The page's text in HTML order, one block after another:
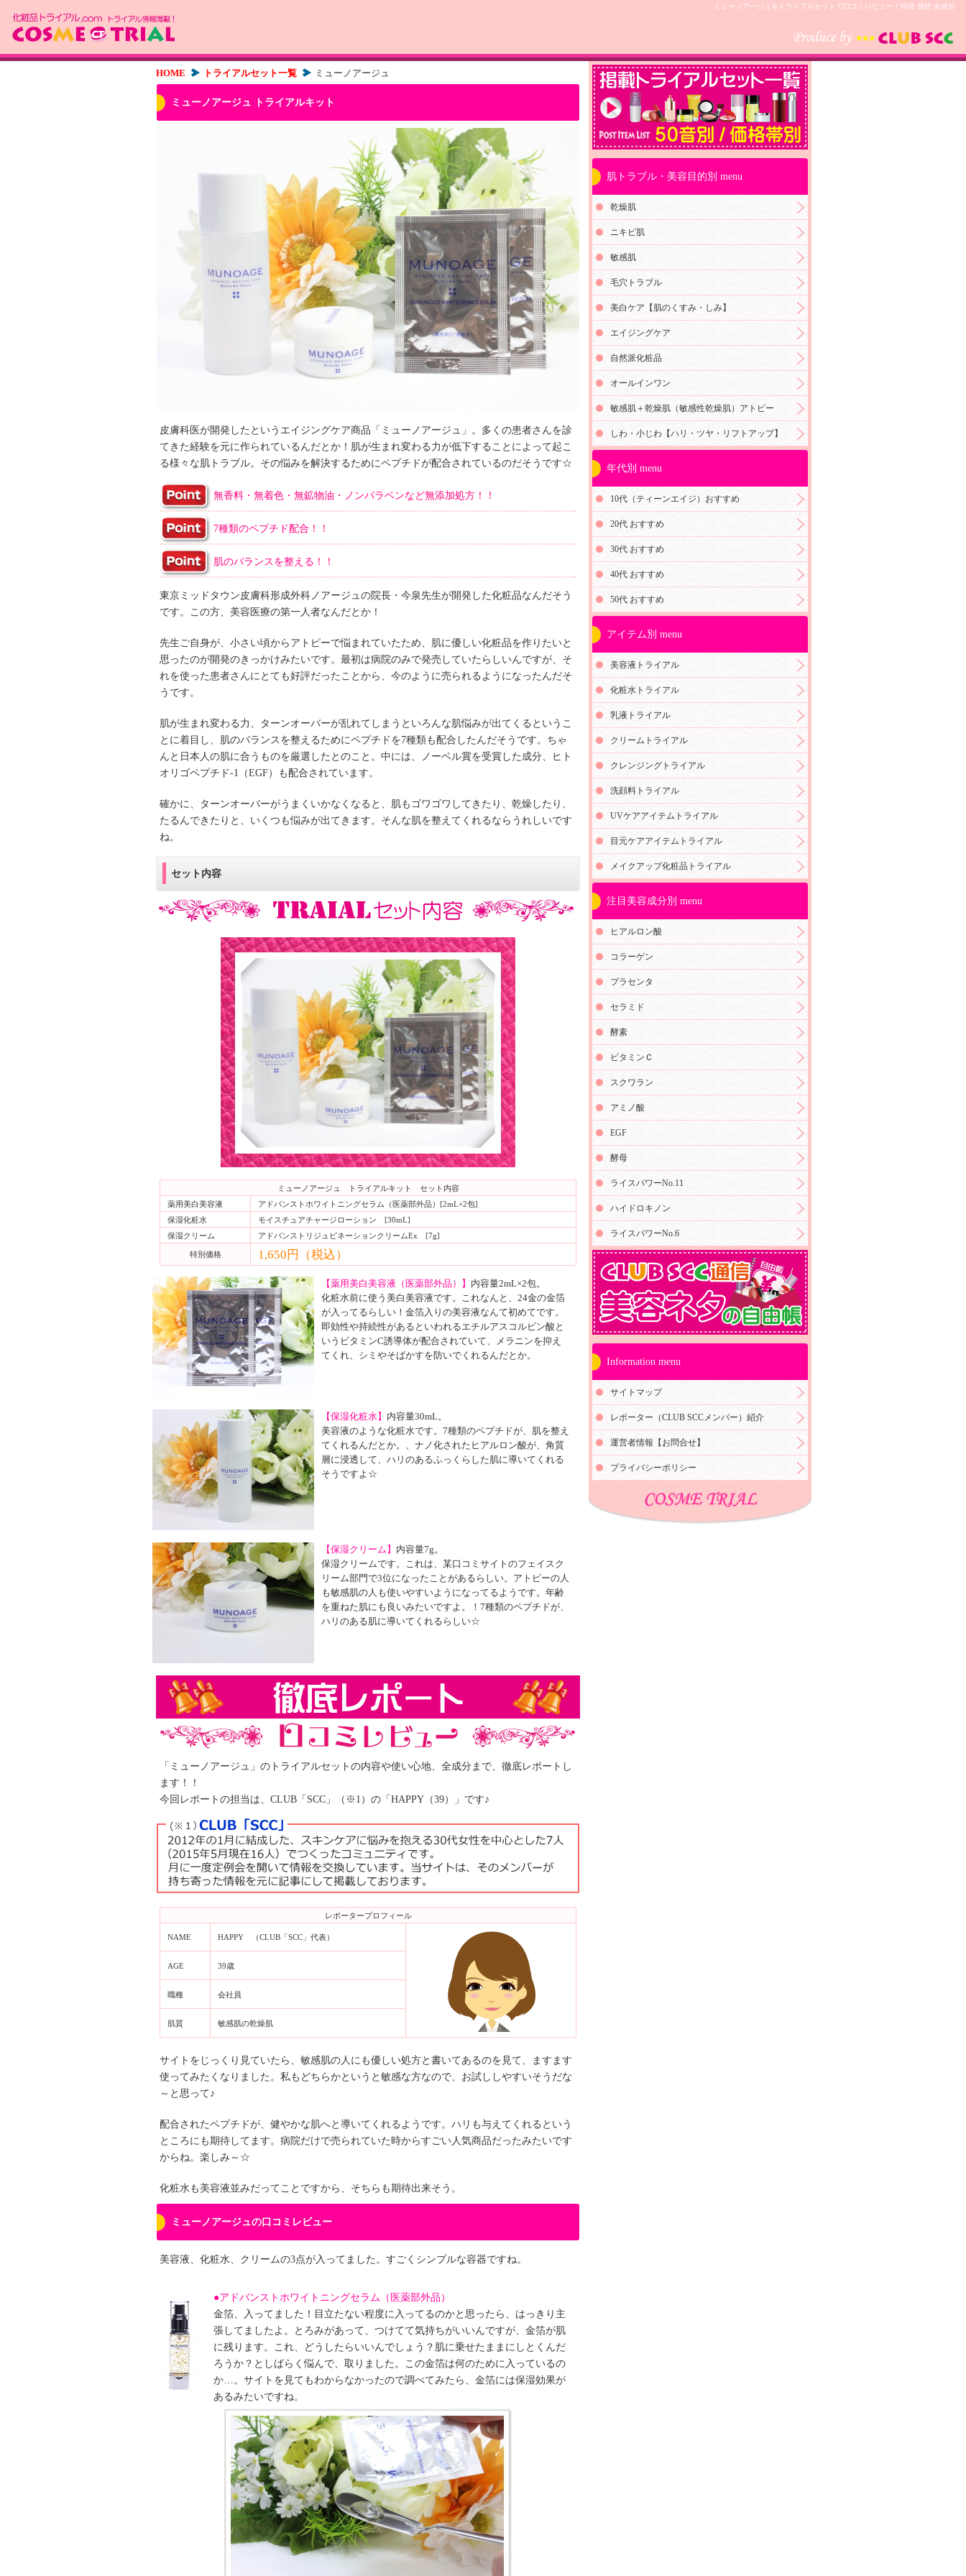
ミューノアージュをトライアルセットで口コミレビュー！特徴 感想 全成分
HOME トライアルセット一覧 ミューノアージュ
ミューノアージュ トライアルキット
皮膚科医が開発したというエイジングケア商品「ミューノアージュ」。多くの患者さんを診
てきた経験を元に作られているんだとか！肌が生まれ変わる力が低下することによって起こ
る様々な肌トラブル。その悩みを解決するためにペプチドが配合されているのだそうです☆
無香料・無着色・無鉱物油・ノンパラベンなど無添加処方！！
7種類のペプチド配合！！
肌のバランスを整える！！
東京ミッドタウン皮膚科形成外科ノアージュの院長・今泉先生が開発した化粧品なんだそう
です。この方、美容医療の第一人者なんだとか！
先生ご自身が、小さい頃からアトピーで悩まれていたため、肌に優しい化粧品を作りたいと
思ったのが開発のきっかけみたいです。最初は病院のみで発売していたらしいんですが、そ
れを使った患者さんにとても好評だったことから、今のように売られるようになったんだそ
うです。
肌が生まれ変わる力、ターンオーバーが乱れてしまうといろんな肌悩みが出てくるというこ
とに着目し、肌のバランスを整えるためにペプチドを7種類も配合したんだそうです。ちゃ
んと日本人の肌に合うものを厳選したとのこと。中には、ノーベル賞を受賞した成分、ヒト
オリゴペプチド-1（EGF）も配合されています。
確かに、ターンオーバーがうまくいかなくなると、肌もゴワゴワしてきたり、乾燥したり、
たるんできたりと、いくつも悩みが出てきます。そんな肌を整えてくれるならうれしいです
ね。
セット内容
ミューノアージュ トライアルキット セット内容
薬用美白美容液
アドバンストホワイトニングセラム（医薬部外品）[2mL×2包]
保湿化粧水
モイスチュアチャージローション [30mL]
保湿クリーム
アドバンストリジュビネーションクリームEx [7g]
特別価格 1,650円（税込）
【薬用美白美容液（医薬部外品）】 内容量2mL×2包。
化粧水前に使う美白美容液です。これなんと、24金の金箔
が入ってるらしい！金箔入りの美容液なんて初めてです。
即効性や持続性があるといわれるエチルアスコルビン酸と
いうビタミンC誘導体が配合されていて、メラニンを抑え
てくれ、シミやそばかすを防いでくれるんだとか。
【保湿化粧水】 内容量30mL。
美容液のような化粧水です。7種類のペプチドが、肌を整え
てくれるんだとか。、ナノ化されたヒアルロン酸が、角質
層に浸透して、ハリのあるふっくらした肌に導いてくれる
そうですよ☆
【保湿クリーム】 内容量7g。
保湿クリームです。これは、某口コミサイトのフェイスク
リーム部門で3位になったことがあるらしい。アトピーの人
も敏感肌の人も使いやすいようになってるようです。年齢
を重ねた肌にも良いみたいですよ。！7種類のペプチドが、
ハリのある肌に導いてくれるらしい☆
「ミューノアージュ」のトライアルセットの内容や使い心地、全成分まで、徹底レポートし
ます！！
今回レポートの担当は、CLUB「SCC」（※1）の「HAPPY（39）」です♪
レポータープロフィール
NAME HAPPY （CLUB「SCC」代表）
AGE 39歳
職種 会社員
肌質 敏感肌の乾燥肌
サイトをじっくり見ていたら、敏感肌の人にも優しい処方と書いてあるのを見て、ますます
使ってみたくなりました。私もどちらかというと敏感な方なので、お試ししやすいそうだな
～と思って♪
配合されたペプチドが、健やかな肌へと導いてくれるようです。ハリも与えてくれるという
ところにも期待してます。病院だけで売られていた時からすごい人気商品だったみたいです
からね。楽しみ～☆
化粧水も美容液並みだってことですから、そちらも期待出来そう。
ミューノアージュの口コミレビュー
美容液、化粧水、クリームの3点が入ってました。すごくシンプルな容器ですね。
●アドバンストホワイトニングセラム（医薬部外品）
金箔、入ってました！目立たない程度に入ってるのかと思ったら、はっきり主
張してましたよ。とろみがあって、つけてて気持ちがいいんですが、金箔が肌
に残ります。これ、どうしたらいいんでしょう？肌に乗せたままにしとくんだ
ろうか？としばらく悩んで、取りました。この金箔は何のために入っているの
か…。サイトを見てもわからなかったので調べてみたら、金箔には保湿効果が
あるみたいですね。
肌トラブル・美容目的別 menu
乾燥肌
ニキビ肌
敏感肌
毛穴トラブル
美白ケア【肌のくすみ・しみ】
エイジングケア
自然派化粧品
オールインワン
敏感肌＋乾燥肌（敏感性乾燥肌）アトピー
しわ・小じわ【ハリ・ツヤ・リフトアップ】
年代別 menu
10代（ティーンエイジ）おすすめ
20代 おすすめ
30代 おすすめ
40代 おすすめ
50代 おすすめ
アイテム別 menu
美容液トライアル
化粧水トライアル
乳液トライアル
クリームトライアル
クレンジングトライアル
洗顔料トライアル
UVケアアイテムトライアル
目元ケアアイテムトライアル
メイクアップ化粧品トライアル
注目美容成分別 menu
ヒアルロン酸
コラーゲン
プラセンタ
セラミド
酵素
ビタミンＣ
スクワラン
アミノ酸
EGF
酵母
ライスパワーNo.11
ハイドロキノン
ライスパワーNo.6
Information menu
サイトマップ
レポーター（CLUB SCCメンバー）紹介
運営者情報【お問合せ】
プライバシーポリシー